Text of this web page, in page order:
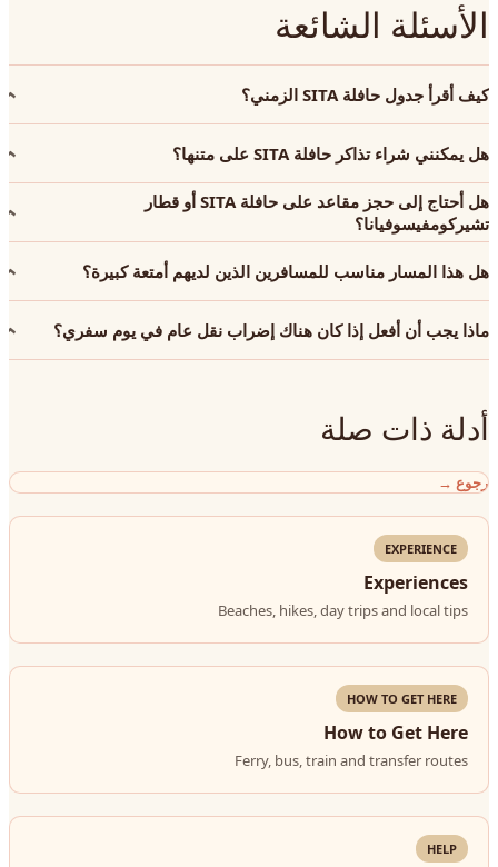
الأسئلة الشائعة
كيف أقرأ جدول حافلة SITA الزمني؟
هل يمكنني شراء تذاكر حافلة SITA على متنها؟
هل أحتاج إلى حجز مقاعد على حافلة SITA أو قطار
تشيركومفيسوفيانا؟
هل هذا المسار مناسب للمسافرين الذين لديهم أمتعة كبيرة؟
ماذا يجب أن أفعل إذا كان هناك إضراب نقل عام في يوم سفري؟
أدلة ذات صلة
رجوع →
EXPERIENCE
Experiences
Beaches, hikes, day trips and local tips
HOW TO GET HERE
How to Get Here
Ferry, bus, train and transfer routes
HELP